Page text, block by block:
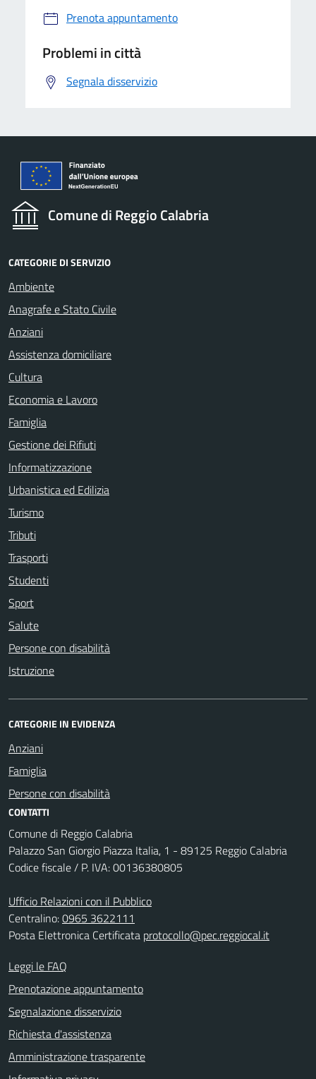
Prenota appuntamento
Problemi in città
Segnala disservizio
Comune di Reggio Calabria
CATEGORIE DI SERVIZIO
Ambiente
Anagrafe e Stato Civile
Anziani
Assistenza domiciliare
Cultura
Economia e Lavoro
Famiglia
Gestione dei Rifiuti
Informatizzazione
Urbanistica ed Edilizia
Turismo
Tributi
Trasporti
Studenti
Sport
Salute
Persone con disabilità
Istruzione
CATEGORIE IN EVIDENZA
Anziani
Famiglia
Persone con disabilità
CONTATTI
Comune di Reggio Calabria
Palazzo San Giorgio Piazza Italia, 1 - 89125 Reggio Calabria
Codice fiscale / P. IVA: 00136380805
Ufficio Relazioni con il Pubblico
Centralino:0965 3622111
Posta Elettronica Certificata protocollo@pec.reggiocal.it
Leggi le FAQ
Prenotazione appuntamento
Segnalazione disservizio
Richiesta d'assistenza
Amministrazione trasparente